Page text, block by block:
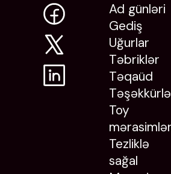
Ad günləri
Gediş
Uğurlar
Təbriklər
Təqaüd
Toy
Tezliklə
sağal